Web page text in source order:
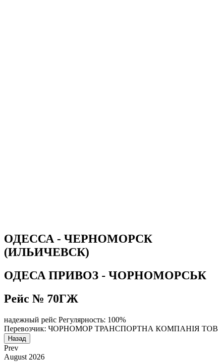
ОДЕССА - ЧЕРНОМОРСК
(ИЛЬИЧЕВСК)
ОДЕСА ПРИВОЗ - ЧОРНОМОРСЬК
Рейс № 70ГЖ
надежный рейс Регулярность: 100%
Перевозчик: ЧОРНОМОР ТРАНСПОРТНА КОМПАНІЯ ТОВ
Назад
Prev
August 2026